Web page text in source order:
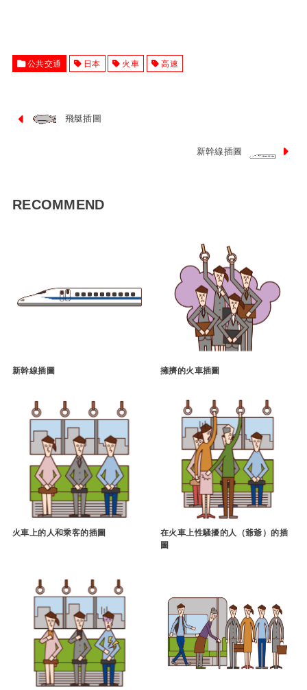
公共交通 日本 火車 高速
飛艇插圖
新幹線插圖
RECOMMEND
新幹線插圖 擁擠的火車插圖
火車上的人和乘客的插圖
在火車上性騷擾的人（爺爺）的插
圖